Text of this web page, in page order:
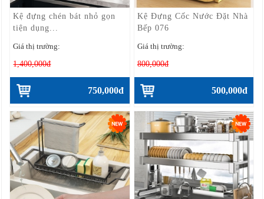
Kệ đựng chén bát nhỏ gọn
tiện dụng...
Giá thị trường:
1,400,000đ
750,000đ
Kệ Đựng Cốc Nước Đặt Nhà
Bếp 076
Giá thị trường:
800,000đ
500,000đ